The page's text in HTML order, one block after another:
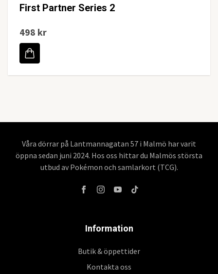
First Partner Series 2
498 kr
Våra dörrar på Lantmannagatan 57 i Malmö har varit
öppna sedan juni 2024. Hos oss hittar du Malmös största
utbud av Pokémon och samlarkort (TCG).
Information
Butik & öppettider
Kontakta oss